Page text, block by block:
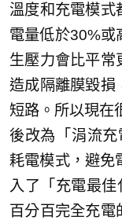
溫度和充電模式
電量低於30%或
生壓力會比平常
造成隔離膜毀損
短路。所以現在
後改為「涓流
耗電模式，避免
入了「充電最
百分百完全充